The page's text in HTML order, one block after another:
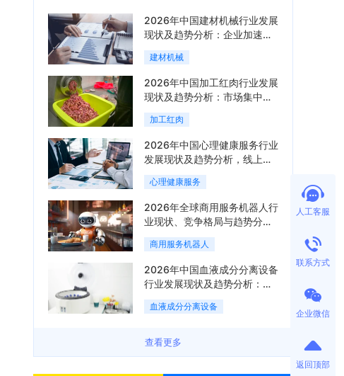
2026年中国建材机械行业发展
现状及趋势分析：企业加速向
“装备+系统+服务”综合服务商
转型「图」
建材机械
2026年中国加工红肉行业发展
现状及趋势分析：市场集中度
提升，区域增长分化「图」
加工红肉
2026年中国心理健康服务行业
发展现状及趋势分析，线上线
下融合成为主流服务模式
「图」
心理健康服务
2026年全球商用服务机器人行
业现状、竞争格局与趋势分
析，行业集中度有望进一步提
升「图」
商用服务机器人
2026年中国血液成分分离设备
行业发展现状及趋势分析：国
产化替代与集中度逐渐提升
「图」
血液成分分离设备
查看更多
人工客服
联系方式
企业微信
返回顶部